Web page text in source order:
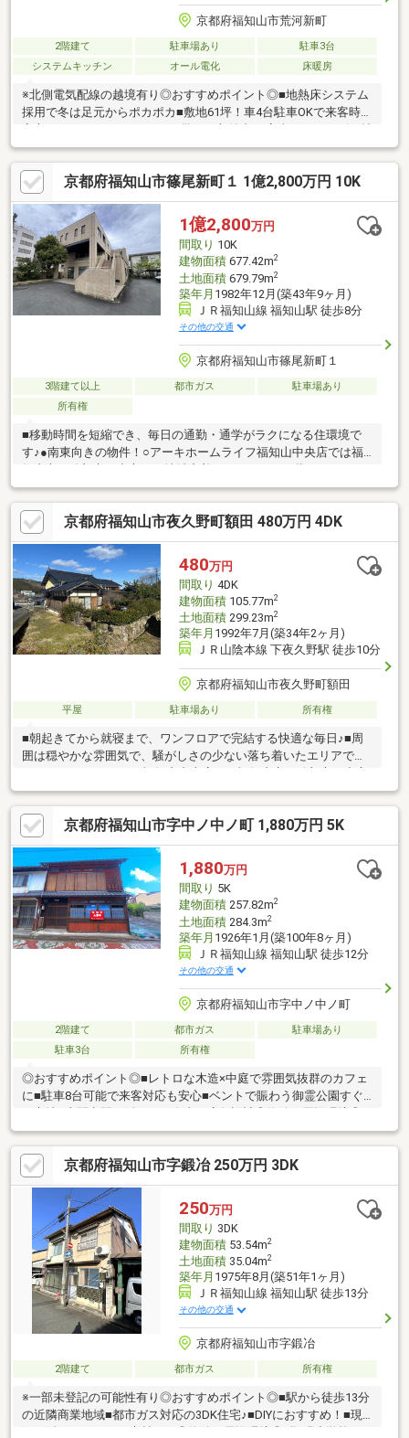
京都府福知山市荒河新町
2階建て 駐車場あり
駐車3台
システムキッチン
オール電化 床暖房
※北側電気配線の越境有り◎おすすめポイント◎■地熱床システム
採用で冬は足元からポカポカ■敷地61坪！車4台駐車OKで来客時も
る、人気の回遊動線設計！◎物件の周辺環境◎■修斉小学校：徒
歩約23分■成和中学校：徒歩約10分■ファミリーマート福知山荒河
店：徒歩約2分■スーパーマーケットニシヤマ荒河店：徒歩約6分
◆ホームライフ不動産◆当日の内覧・ご見学もご相談ください♪
メールやお電話でも各種ご相談を承っております！『お家探し』
『ご売却』『リフォーム』『新築』などのご相談は『アーキホー
ムライフ不動産』におまかせ下さい！
京都府福知山市篠尾新町１ 1億2,800万円 10K
1億2,800万円
間取り 10K
建物面積677.42m2
土地面積679.79m2
築年月 1982年12月(築43年9ヶ月)
ＪＲ福知山線 福知山駅 徒歩8分
その他の交通
京都府福知山市篠尾新町１
3階建て以上 都市ガス
駐車場あり
所有権
■移動時間を短縮でき、毎日の通勤・通学がラクになる住環境で
す♪●南東向きの物件！○アーキホームライフ福知山中央店では福
す！○家を買いたい・売りたい・リフォームしたいお客様にたく
さんの情報を迅速に提供いたします！○物件情報・住宅ローン
etc...どんな事でもお気軽にご相談ください！○見るだけOK!聞くだ
けOK!ご相談は無料です！ご来店、お問い合わせをお待ちしており
京都府福知山市夜久野町額田 480万円 4DK
480万円
間取り 4DK
建物面積105.77m2
土地面積299.23m2
築年月 1992年7月(築34年2ヶ月)
ＪＲ山陰本線 下夜久野駅 徒歩10分
京都府福知山市夜久野町額田
平屋 駐車場あり 所有権
■朝起きてから就寝まで、ワンフロアで完結する快適な毎日♪■周
囲は穏やかな雰囲気で、騒がしさの少ない落ち着いたエリアです
に、地域密着ナンバー１を目指しています！○家を買いたい・売
りたい・リフォームしたいお客様にたくさんの情報を迅速に提供
いたします！○物件情報・住宅ローンetc...どんな事でもお気軽に
ご相談ください！○見るだけOK!聞くだけOK!ご相談は無料です！
ご来店、お問い合わせをお待ちしております♪
京都府福知山市字中ノ中ノ町 1,880万円 5K
1,880万円
間取り 5K
建物面積257.82m2
土地面積284.3m2
築年月 1926年1月(築100年8ヶ月)
ＪＲ福知山線 福知山駅 徒歩12分
その他の交通
京都府福知山市字中ノ中ノ町
2階建て 都市ガス
駐車場あり
駐車3台
所有権
◎おすすめポイント◎■レトロな木造×中庭で雰囲気抜群のカフェ
に■駐車8台可能で来客対応も安心■ベントで賑わう御霊公園すぐ
惇明小学校：徒歩約9分■南陵中学校：徒歩約16分■御霊公園：徒
歩約1分■福知山駅：徒歩約12分◆ホームライフ不動産◆当日の内
覧・ご見学もご相談ください♪メールやお電話でも各種ご相談を承
っております！『お家探し』『ご売却』『リフォーム』『新築』
などのご相談は『アーキホームライフ不動産』におまかせ下さ
京都府福知山市字鍛冶 250万円 3DK
250万円
間取り 3DK
建物面積53.54m2
土地面積35.04m2
築年月 1975年8月(築51年1ヶ月)
ＪＲ福知山線 福知山駅 徒歩13分
その他の交通
京都府福知山市字鍛冶
2階建て 都市ガス 所有権
※一部未登記の可能性有り◎おすすめポイント◎■駅から徒歩13分
の近隣商業地域■都市ガス対応の3DK住宅♪■DIYにおすすめ！■現